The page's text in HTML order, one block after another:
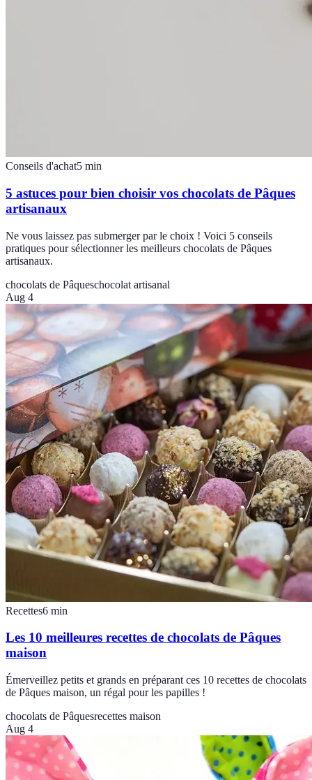
Conseils d'achat5 min
5 astuces pour bien choisir vos chocolats de Pâques
artisanaux
Ne vous laissez pas submerger par le choix ! Voici 5 conseils
pratiques pour sélectionner les meilleurs chocolats de Pâques
artisanaux.
chocolats de Pâqueschocolat artisanal
Aug 4
Recettes6 min
Les 10 meilleures recettes de chocolats de Pâques
maison
Émerveillez petits et grands en préparant ces 10 recettes de chocolats
de Pâques maison, un régal pour les papilles !
chocolats de Pâquesrecettes maison
Aug 4